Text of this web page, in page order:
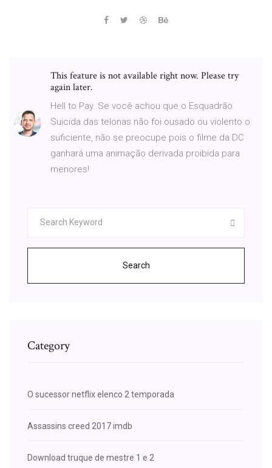
This feature is not available right now. Please try
again later.
Hell to Pay. Se você achou que o Esquadrão
Suicida das telonas não foi ousado ou violento o
suficiente, não se preocupe pois o filme da DC
ganhará uma animação derivada proibida para
menores!
Search
Category
O sucessor netflix elenco 2 temporada
Assassins creed 2017 imdb
Download truque de mestre 1 e 2